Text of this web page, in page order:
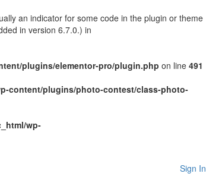
an indicator for some code in the plugin or theme
in version 6.7.0.) in
plugins/elementor-pro/plugin.php on line 491
content/plugins/photo-contest/class-photo-
wp-
Sign In